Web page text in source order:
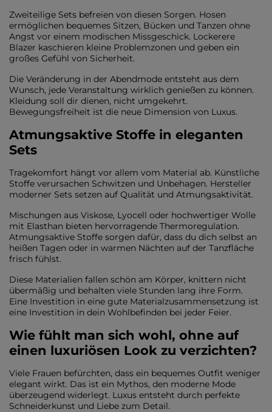
Zweiteilige Sets befreien von diesen Sorgen. Hosen
ermöglichen bequemes Sitzen, Bücken und Tanzen ohne
Angst vor einem modischen Missgeschick. Lockerere
Blazer kaschieren kleine Problemzonen und geben ein
großes Gefühl von Sicherheit.
Die Veränderung in der Abendmode entsteht aus dem
Wunsch, jede Veranstaltung wirklich genießen zu können.
Kleidung soll dir dienen, nicht umgekehrt.
Bewegungsfreiheit ist die neue Dimension von Luxus.
Atmungsaktive Stoffe in eleganten
Sets
Tragekomfort hängt vor allem vom Material ab. Künstliche
Stoffe verursachen Schwitzen und Unbehagen. Hersteller
moderner Sets setzen auf Qualität und Atmungsaktivität.
Mischungen aus Viskose, Lyocell oder hochwertiger Wolle
mit Elasthan bieten hervorragende Thermoregulation.
Atmungsaktive Stoffe sorgen dafür, dass du dich selbst an
heißen Tagen oder in warmen Nächten auf der Tanzfläche
frisch fühlst.
Diese Materialien fallen schön am Körper, knittern nicht
übermäßig und behalten viele Stunden lang ihre Form.
Eine Investition in eine gute Materialzusammensetzung ist
eine Investition in dein Wohlbefinden bei jeder Feier.
Wie fühlt man sich wohl, ohne auf
einen luxuriösen Look zu verzichten?
Viele Frauen befürchten, dass ein bequemes Outfit weniger
elegant wirkt. Das ist ein Mythos, den moderne Mode
überzeugend widerlegt. Luxus entsteht durch perfekte
Schneiderkunst und Liebe zum Detail.